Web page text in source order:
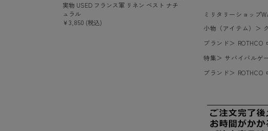
ミリタリーショップ
小物（アイテム）
＞
ブランド＞ ROTHCO
特集＞ サバイバルゲ
ブランド＞ ROTHCO
実物 USED フランス軍 リネン ベスト ナチ
ュラル
￥3,850 (税込)